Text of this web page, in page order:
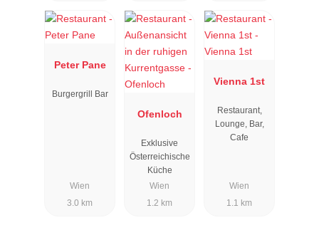
Peter Pane
Burgergrill Bar
Wien
3.0 km
Ofenloch
Exklusive
Österreichische
Küche
Wien
1.2 km
Vienna 1st
Restaurant,
Lounge, Bar,
Cafe
Wien
1.1 km